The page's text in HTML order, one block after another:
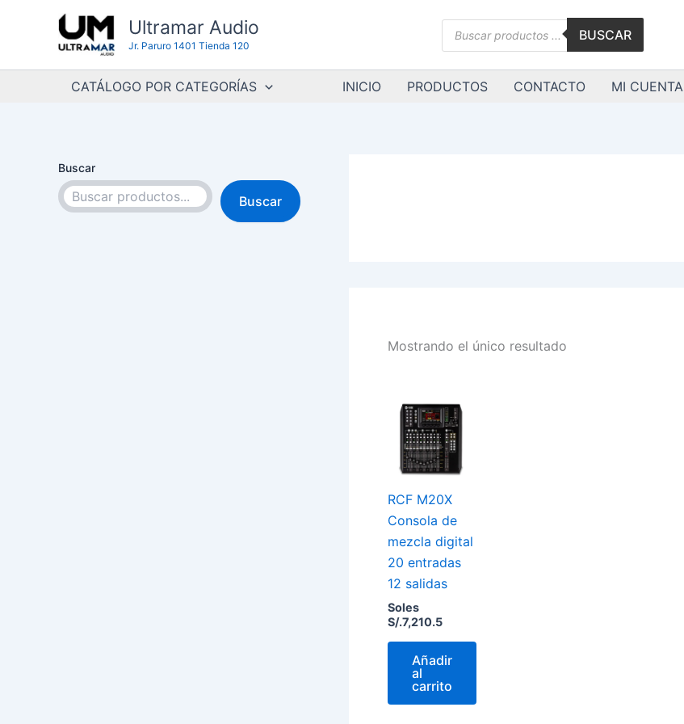
contenido
Ultramar Audio
Jr. Paruro 1401 Tienda 120
Búsqueda
BUSCAR
CATÁLOGO POR CATEGORÍAS INICIO PRODUCTOS CONTACTO MI CUENTA
Buscar
Buscar
Mostrando el único resultado
RCF M20X
Consola de
mezcla digital
20 entradas
12 salidas
Soles
S/.7,210.5
Añadir
al
carrito